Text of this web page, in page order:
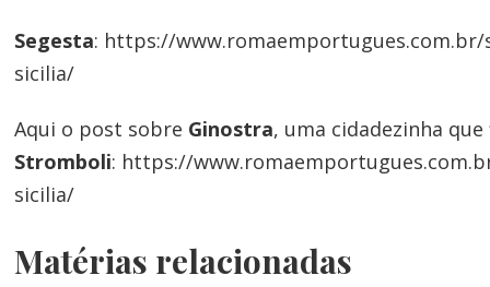
Segesta: https://www.romaemportugues.com.br/
sicilia/
Aqui o post sobre Ginostra, uma cidadezinha
Stromboli: https://
sicilia/
Matérias relacionadas